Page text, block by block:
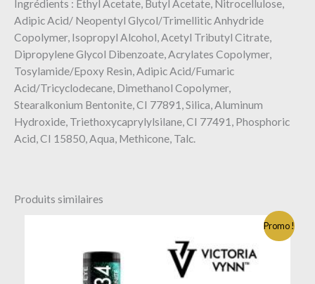
Ingrédients : Ethyl Acetate, Butyl Acetate, Nitrocellulose,
Adipic Acid/ Neopentyl Glycol/Trimellitic Anhydride
Copolymer, Isopropyl Alcohol, Acetyl Tributyl Citrate,
Dipropylene Glycol Dibenzoate, Acrylates Copolymer,
Tosylamide/Epoxy Resin, Adipic Acid/Fumaric
Acid/Tricyclodecane, Dimethanol Copolymer,
Stearalkonium Bentonite, CI 77891, Silica, Aluminum
Hydroxide, Triethoxycaprylylsilane, CI 77491, Phosphoric
Acid, CI 15850, Aqua, Methicone, Talc.
Produits similaires
Promo !